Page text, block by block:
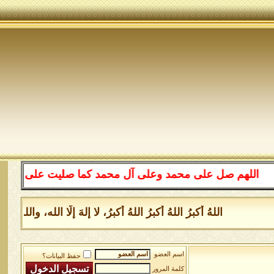
صل على محمد وعلى آل محمد كما صليت على إبراهيم
اللهُ أكبرُ اللهُ أكبرُ اللهُ أكبرُ، لا إلهَ إلَّا الله،
اسم العضو
حفظ البيانات؟
كلمة المرور